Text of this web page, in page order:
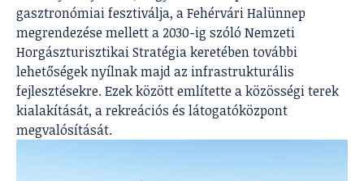
gasztronómiai fesztiválja, a Fehérvári Halünnep
megrendezése mellett a 2030-ig szóló Nemzeti
Horgászturisztikai Stratégia keretében további
lehetőségek nyílnak majd az infrastrukturális
fejlesztésekre. Ezek között említette a közösségi terek
kialakítását, a rekreációs és látogatóközpont
megvalósítását.